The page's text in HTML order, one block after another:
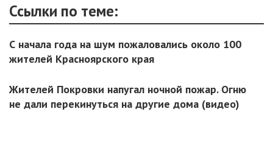
Ссылки по теме:
С начала года на шум пожаловались около 100
жителей Красноярского края
Жителей Покровки напугал ночной пожар. Огню
не дали перекинуться на другие дома (видео)